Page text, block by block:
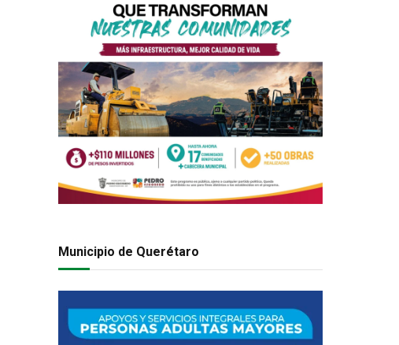
Municipio de Querétaro